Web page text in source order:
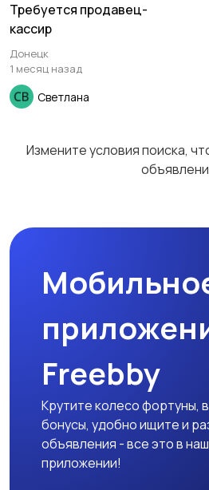
Требуется продавец-
кассир
Донецк
1 месяц назад
Светлана
Измените условия поиска,
Freebby
Крутите колесо фортуны,
бонусы, удобно ищите и
объявления - все это в
приложении!